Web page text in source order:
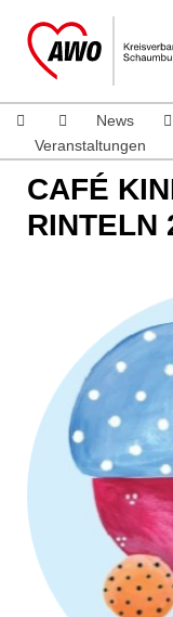
News
Veranstaltungen
CAFÉ
RINTELN